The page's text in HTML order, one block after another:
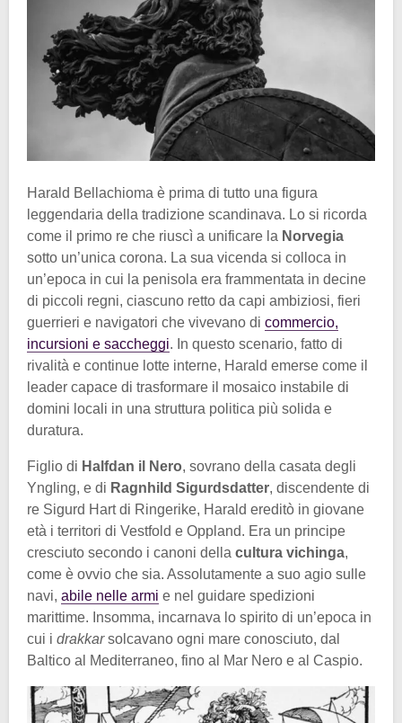
Harald Bellachioma è prima di tutto una figura
leggendaria della tradizione scandinava. Lo si ricorda
come il primo re che riuscì a unificare la Norvegia
sotto un’unica corona. La sua vicenda si colloca in
un’epoca in cui la penisola era frammentata in decine
di piccoli regni, ciascuno retto da capi ambiziosi, fieri
guerrieri e navigatori che vivevano di commercio,
incursioni e saccheggi. In questo scenario, fatto di
rivalità e continue lotte interne, Harald emerse come il
leader capace di trasformare il mosaico instabile di
domini locali in una struttura politica più solida e
duratura.
Figlio di Halfdan il Nero, sovrano della casata degli
Yngling, e di Ragnhild Sigurdsdatter, discendente di
re Sigurd Hart di Ringerike, Harald ereditò in giovane
età i territori di Vestfold e Oppland. Era un principe
cresciuto secondo i canoni della cultura vichinga,
come è ovvio che sia. Assolutamente a suo agio sulle
navi, abile nelle armi e nel guidare spedizioni
marittime. Insomma, incarnava lo spirito di un’epoca in
cui i drakkarsolcavano ogni mare conosciuto, dal
Baltico al Mediterraneo, fino al Mar Nero e al Caspio.